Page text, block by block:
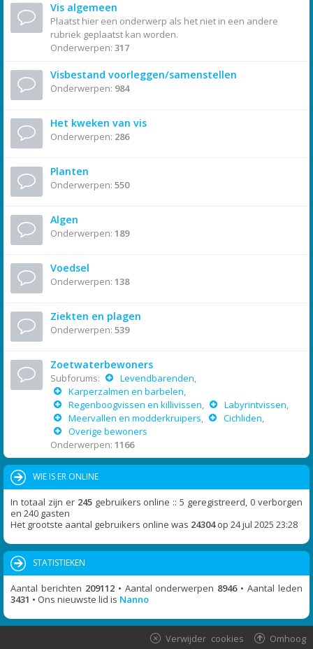
Vis algemeen
Plaatst hier een onderwerp als het niet in een andere
rubriek geplaatst kan worden.
Onderwerpen: 317
Visbestand voorleggen/samenstellen
Onderwerpen: 984
Het kweken van vis
Onderwerpen: 286
Planten
Onderwerpen: 550
Algen
Onderwerpen: 189
Voedsel
Onderwerpen: 138
Ziekten en plagen
Onderwerpen: 539
Zoetwaterbewoners
Subforums: Levendbarenden,
Karperzalmen en barbelen,
Regenboogvissen en killivissen, Labyrintvissen,
Meervallen en modderkruipers, Cichliden,
Overige bewoners
Onderwerpen: 1166
WIE IS ER ONLINE
In totaal zijn er 245gebruikers online :: 5 geregistreerd, 0 verborgen
en 240 gasten
Het grootste aantal gebruikers online was 24304op 24 jul 2025 23:28
STATISTIEKEN
Aantal berichten 209112• Aantal onderwerpen 8946• Aantal leden
3431 • Ons nieuwste lid is Nanno
Omhoog
Verwijder cookies